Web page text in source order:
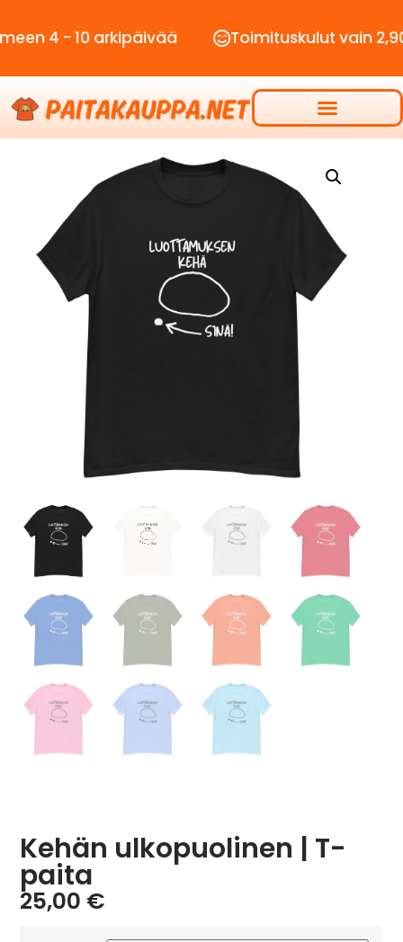
10 arkipäivää Toimituskulut vain 2,90€
Kehän ulkopuolinen | T-
paita
25,00 €